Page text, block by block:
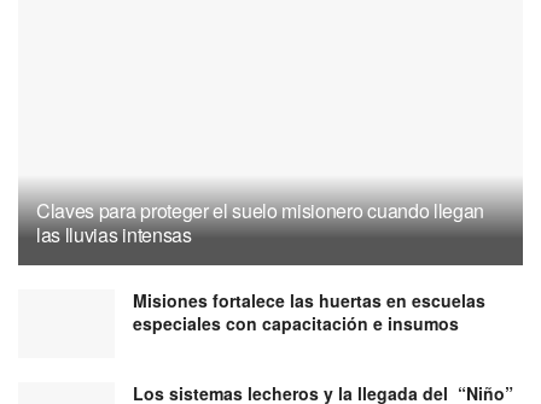
Claves para proteger el suelo misionero cuando llegan
las lluvias intensas
Misiones fortalece las huertas en escuelas
especiales con capacitación e insumos
Los sistemas lecheros y la llegada del “Niño”